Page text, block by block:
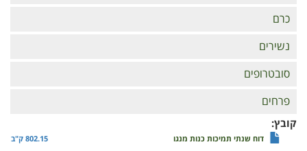
כרם
נשירים
סובטרופים
פרחים
קובץ
דוח שנתי תמיכות כנות מנגו 802.15 ק"ב